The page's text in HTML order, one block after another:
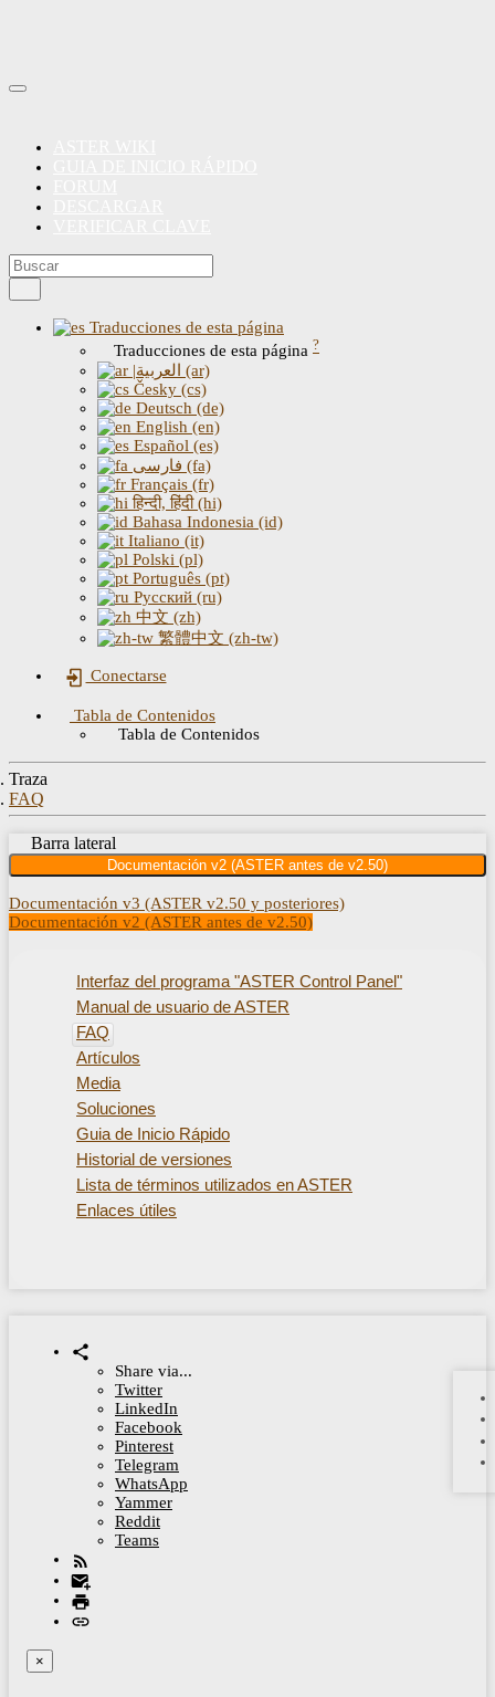
Traducciones de esta página
Traducciones de esta página ?
|العربية (ar)
Česky (cs)
Deutsch (de)
English (en)
Español (es)
فارسی (fa)
Français (fr)
हिन्दी, हिंदी (hi)
Bahasa Indonesia (id)
Italiano (it)
Polski (pl)
Português (pt)
Русский (ru)
中文 (zh)
繁體中文 (zh-tw)
Conectarse
Tabla de Contenidos
Tabla de Contenidos
Traza
FAQ
Barra lateral
Documentación v2 (ASTER antes de v2.50)
Documentación v3 (ASTER v2.50 y posteriores)
Documentación v2 (ASTER antes de v2.50)
Interfaz del programa "ASTER Control Panel"
Manual de usuario de ASTER
FAQ
Artículos
Media
Soluciones
Guia de Inicio Rápido
Historial de versiones
Lista de términos utilizados en ASTER
Enlaces útiles
Share via...
Twitter
LinkedIn
Facebook
Pinterest
Telegram
WhatsApp
Yammer
Reddit
Teams
×